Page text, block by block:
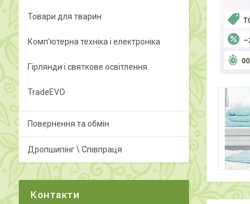
00
Товари для тварин
Комп'ютерна техніка і електроніка
Гірлянди і святкове освітлення
TradeEVO
Повернення та обмін
Дропшипінг \ Співпраця